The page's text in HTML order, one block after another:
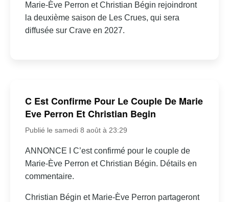
Marie-Ève Perron et Christian Bégin rejoindront
la deuxième saison de Les Crues, qui sera
diffusée sur Crave en 2027.
C Est Confirme Pour Le Couple De Marie
Eve Perron Et Christian Begin
Publié le samedi 8 août à 23:29
ANNONCE I C’est confirmé pour le couple de
Marie-Ève Perron et Christian Bégin. Détails en
commentaire.
Christian Bégin et Marie-Ève Perron partageront